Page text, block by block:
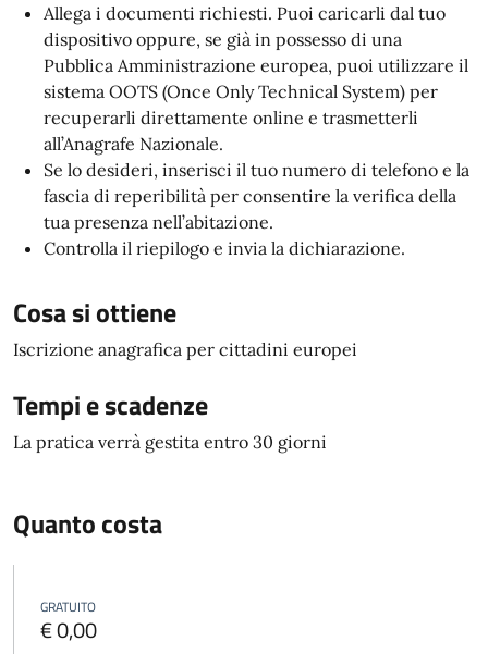
Allega i documenti richiesti. Puoi caricarli dal tuo
dispositivo oppure, se già in possesso di una
Pubblica Amministrazione europea, puoi utilizzare il
sistema OOTS (Once Only Technical System) per
recuperarli direttamente online e trasmetterli
all’Anagrafe Nazionale.
Se lo desideri, inserisci il tuo numero di telefono e la
fascia di reperibilità per consentire la verifica della
tua presenza nell’abitazione.
Controlla il riepilogo e invia la dichiarazione.
Cosa si ottiene
Iscrizione anagrafica per cittadini europei
Tempi e scadenze
La pratica verrà gestita entro 30 giorni
Quanto costa
GRATUITO
€ 0,00